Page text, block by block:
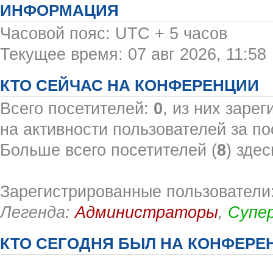
ИНФОРМАЦИЯ
Часовой пояс: UTC + 5 часов
Текущее время: 07 авг 2026, 11:58
КТО СЕЙЧАС НА КОНФЕРЕНЦИИ
Всего посетителей: 0, из них
на активности пользователей за
Больше всего посетителей (8)
Зарегистрированные
Легенда:Администраторы,
КТО СЕГОДНЯ БЫЛ НА